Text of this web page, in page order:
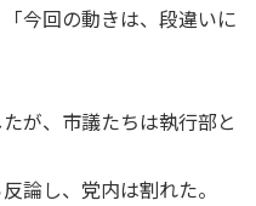
今回の動きは、段違いに
が、市議たちは執行部と
論し、党内は割れた。